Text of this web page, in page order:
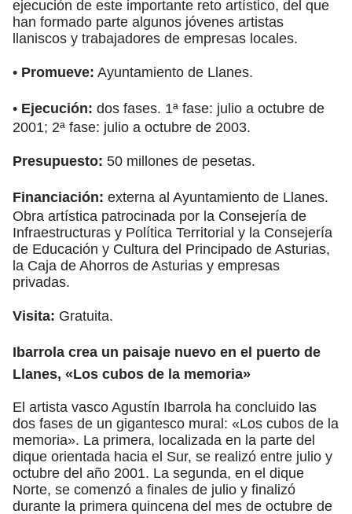
ejecución de este importante reto artístico, del que
han formado parte algunos jóvenes artistas
llaniscos y trabajadores de empresas locales.
• Promueve: Ayuntamiento de Llanes.
• Ejecución: dos fases. 1ª fase: julio a octubre de
2001; 2ª fase: julio a octubre de 2003.
Presupuesto: 50 millones de pesetas.
Financiación: externa al Ayuntamiento de Llanes.
Obra artística patrocinada por la Consejería de
Infraestructuras y Política Territorial y la Consejería
de Educación y Cultura del Principado de Asturias,
la Caja de Ahorros de Asturias y empresas
privadas.
Visita: Gratuita.
Ibarrola crea un paisaje nuevo en el puerto de
Llanes, «Los cubos de la memoria»
El artista vasco Agustín Ibarrola ha concluido las
dos fases de un gigantesco mural: «Los cubos de la
memoria». La primera, localizada en la parte del
dique orientada hacia el Sur, se realizó entre julio y
octubre del año 2001. La segunda, en el dique
Norte, se comenzó a finales de julio y finalizó
durante la primera quincena del mes de octubre de